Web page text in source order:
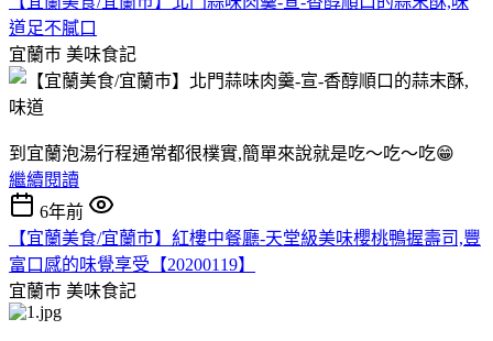
道足不膩口
宜蘭巿 美味食記
到宜蘭泡湯行程通常都很樸實,簡單來說就是吃～吃～吃😁
繼續閱讀
6年前
【宜蘭美食/宜蘭巿】紅樓中餐廳-天堂級美味櫻桃鴨握壽司,豐
富口感的味覺享受【20200119】
宜蘭巿 美味食記